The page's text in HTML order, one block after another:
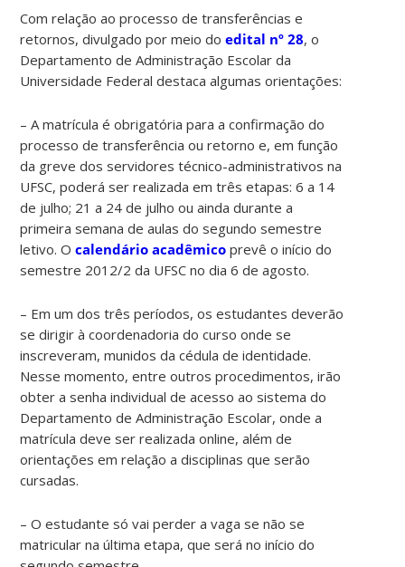
Com relação ao processo de transferências e
retornos, divulgado por meio doedital nº 28, o
Departamento de Administração Escolar da
Universidade Federal destaca algumas orientações:
– A matrícula é obrigatória para a confirmação do
processo de transferência ou retorno e, em função
da greve dos servidores técnico-administrativos na
UFSC, poderá ser realizada em três etapas: 6 a 14
de julho; 21 a 24 de julho ou ainda durante a
primeira semana de aulas do segundo semestre
letivo. Ocalendário acadêmico prevê o início do
semestre 2012/2 da UFSC no dia 6 de agosto.
– Em um dos três períodos, os estudantes deverão
se dirigir à coordenadoria do curso onde se
inscreveram, munidos da cédula de identidade.
Nesse momento, entre outros procedimentos, irão
obter a senha individual de acesso ao sistema do
Departamento de Administração Escolar, onde a
matrícula deve ser realizada online, além de
orientações em relação a disciplinas que serão
cursadas.
– O estudante só vai perder a vaga se não se
matricular na última etapa, que será no início do